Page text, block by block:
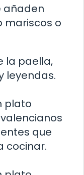
añaden
mariscos o
la paella,
leyendas.
plato
que
cocinar.